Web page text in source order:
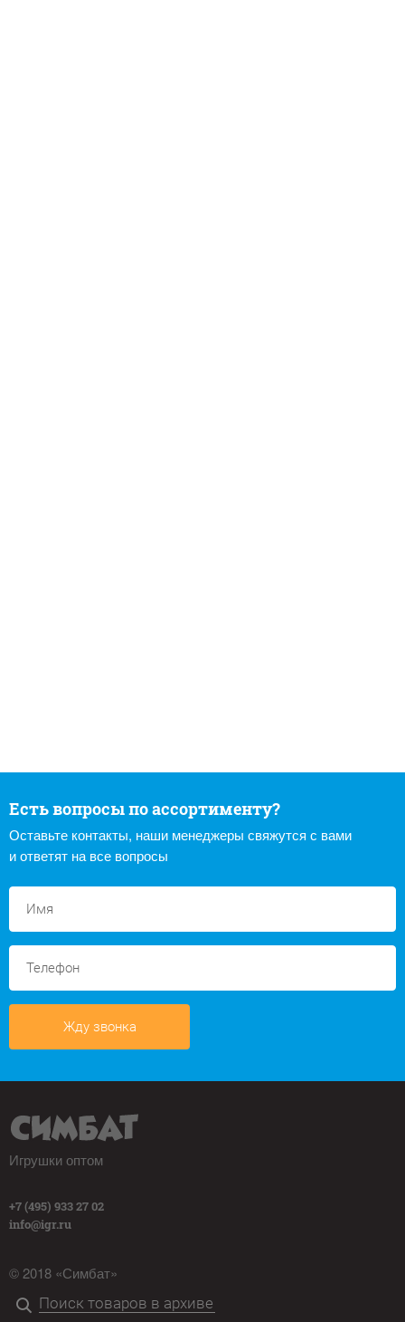
Есть вопросы по ассортименту?
Оставьте контакты, наши менеджеры свяжутся с вами
и ответят на все вопросы
Жду звонка
Игрушки оптом
+7 (495) 933 27 02
info@igr.ru
© 2018 «Симбат»